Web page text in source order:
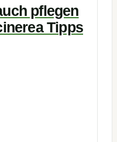
pflegen
Tipps